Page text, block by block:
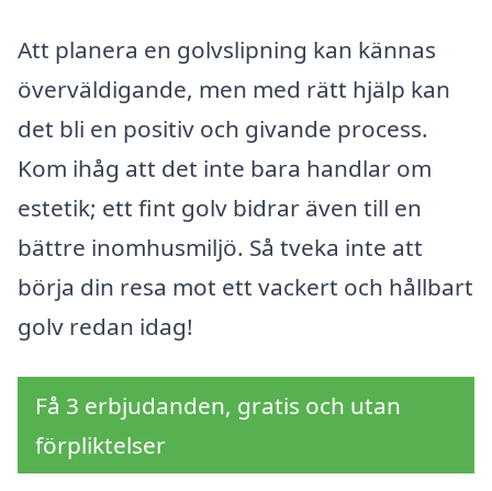
Att planera en golvslipning kan kännas
överväldigande, men med rätt hjälp kan
det bli en positiv och givande process.
Kom ihåg att det inte bara handlar om
estetik; ett fint golv bidrar även till en
bättre inomhusmiljö. Så tveka inte att
börja din resa mot ett vackert och hållbart
golv redan idag!
Få 3 erbjudanden, gratis och utan
förpliktelser